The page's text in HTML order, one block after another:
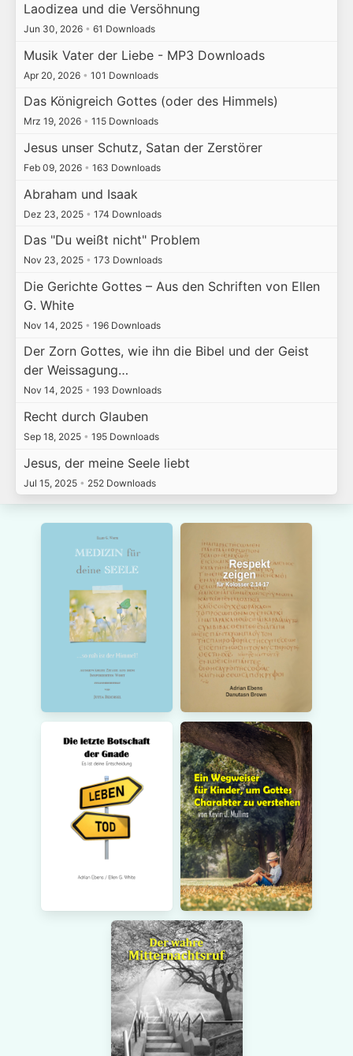
Laodizea und die Versöhnung
Jun 30, 2026 • 61 Downloads
Musik Vater der Liebe - MP3 Downloads
Apr 20, 2026 • 101 Downloads
Das Königreich Gottes (oder des Himmels)
Mrz 19, 2026 • 115 Downloads
Jesus unser Schutz, Satan der Zerstörer
Feb 09, 2026 • 163 Downloads
Abraham und Isaak
Dez 23, 2025 • 174 Downloads
Das "Du weißt nicht" Problem
Nov 23, 2025 • 173 Downloads
Die Gerichte Gottes – Aus den Schriften von Ellen
G. White
Nov 14, 2025 • 196 Downloads
Der Zorn Gottes, wie ihn die Bibel und der Geist
der Weissagung…
Nov 14, 2025 • 193 Downloads
Recht durch Glauben
Sep 18, 2025 • 195 Downloads
Jesus, der meine Seele liebt
Jul 15, 2025 • 252 Downloads